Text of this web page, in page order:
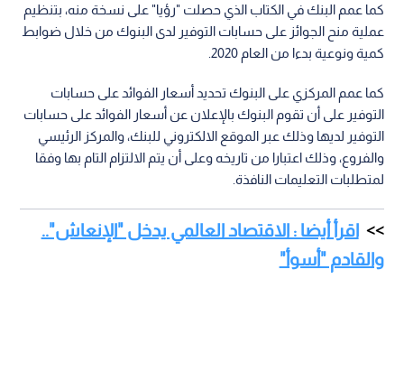
كما عمم البنك في الكتاب الذي حصلت "رؤيا" على نسخة منه، بتنظيم
عملية منح الجوائز على حسابات التوفير لدى البنوك من خلال ضوابط
كمية ونوعية بدءا من العام 2020.
كما عمم المركزي على البنوك تحديد أسعار الفوائد على حسابات
التوفير على أن تقوم البنوك بالإعلان عن أسعار الفوائد على حسابات
التوفير لديها وذلك عبر الموقع الالكتروني للبنك، والمركز الرئيسي
والفروع، وذلك اعتبارا من تاريخه وعلى أن يتم الالتزام التام بها وفقا
لمتطلبات التعليمات النافذة.
اقرأ أيضا : الاقتصاد العالمي يدخل "الإنعاش"..
والقادم "أسوأ"